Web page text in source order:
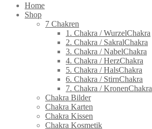
Home
Shop
7 Chakren
1. Chakra / WurzelChakra
2. Chakra / SakralChakra
3. Chakra / NabelChakra
4. Chakra / HerzChakra
5. Chakra / HalsChakra
6. Chakra / StirnChakra
7. Chakra / KronenChakra
Chakra Bilder
Chakra Karten
Chakra Kissen
Chakra Kosmetik